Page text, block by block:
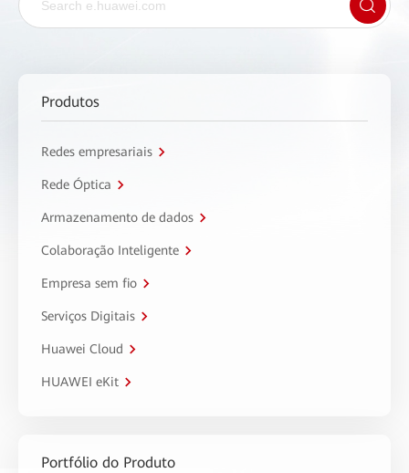
Produtos
Redes empresariais
Rede Óptica
Armazenamento de dados
Colaboração Inteligente
Empresa sem fio
Serviços Digitais
Huawei Cloud
HUAWEI eKit
Portfólio do Produto